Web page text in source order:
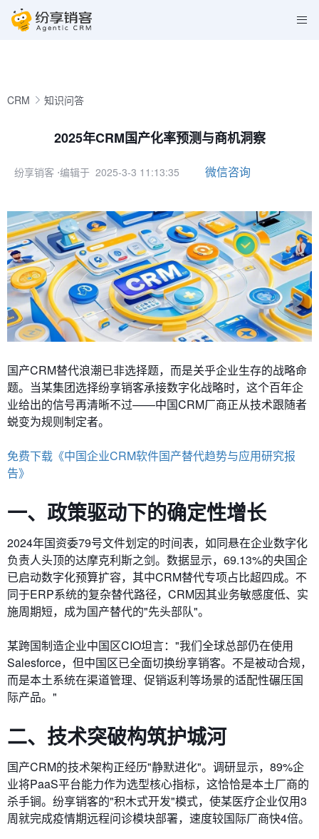
CRM 知识问答
2025年CRM国产化率预测与商机洞察
纷享销客 ⋅编辑于 2025-3-3 11:13:35 微信咨询
国产CRM替代浪潮已非选择题，而是关乎企业生存的战略命
题。当某集团选择纷享销客承接数字化战略时，这个百年企
业给出的信号再清晰不过——中国CRM厂商正从技术跟随者
蜕变为规则制定者。
免费下载《中国企业CRM软件国产替代趋势与应用研究报
告》
一、政策驱动下的确定性增长
2024年国资委79号文件划定的时间表，如同悬在企业数字化
负责人头顶的达摩克利斯之剑。数据显示，69.13%的央国企
已启动数字化预算扩容，其中CRM替代专项占比超四成。不
同于ERP系统的复杂替代路径，CRM因其业务敏感度低、实
施周期短，成为国产替代的"先头部队"。
某跨国制造企业中国区CIO坦言："我们全球总部仍在使用
Salesforce，但中国区已全面切换纷享销客。不是被动合规，
而是本土系统在渠道管理、促销返利等场景的适配性碾压国
际产品。"
二、技术突破构筑护城河
国产CRM的技术架构正经历"静默进化"。调研显示，89%企
业将PaaS平台能力作为选型核心指标，这恰恰是本土厂商的
杀手锏。纷享销客的"积木式开发"模式，使某医疗企业仅用3
周就完成疫情期远程问诊模块部署，速度较国际厂商快4倍。